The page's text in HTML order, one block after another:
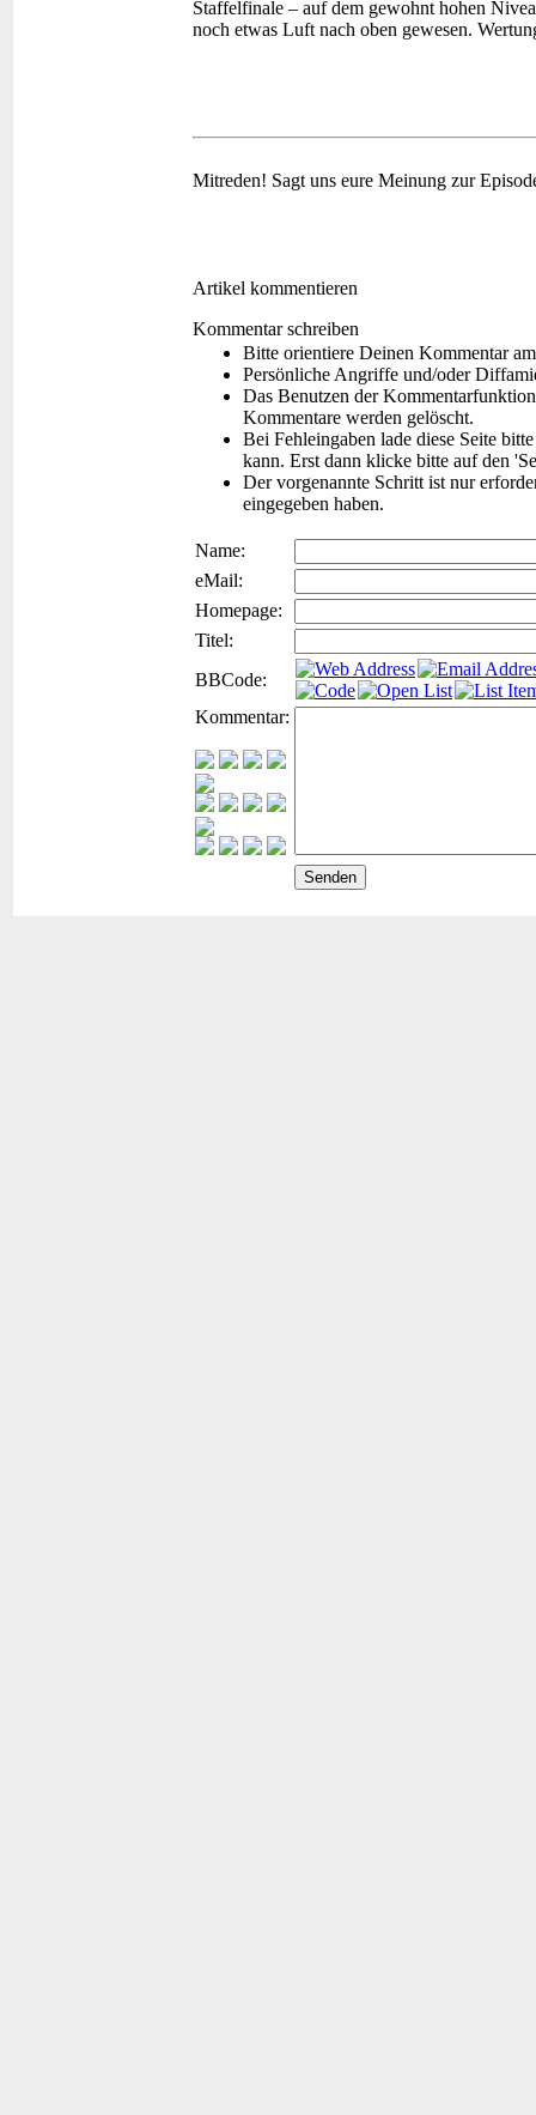
Staffelfinale – auf dem gewohnt hohen
noch etwas Luft nach oben gewesen.
Mitreden! Sagt uns eure Meinung zur
Artikel kommentieren
Kommentar schreiben
Bitte orientiere Deinen Kommentar
Persönliche Angriffe und/oder
Das Benutzen der
Kommentare werden gelöscht.
Bei Fehleingaben lade diese Seite
kann. Erst dann klicke bitte auf den
Der vorgenannte Schritt ist nur
eingegeben haben.
Name:
eMail:
Homepage:
Titel:
BBCode:
Kommentar: